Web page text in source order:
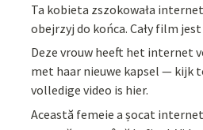
Ta kobieta zszokowała
obejrzyj do końca. Cały film
Deze vrouw heeft het internet
met haar nieuwe kapsel — kijk
volledige video is hier.
Această femeie a șocat